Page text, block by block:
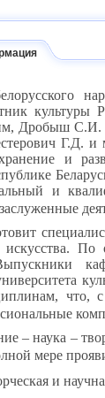
культуры
Дробыш
Г.Д. и
и
и
искусства.
что,
– наука –
мере
и